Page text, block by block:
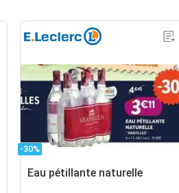
-30%
Eau pétillante naturelle